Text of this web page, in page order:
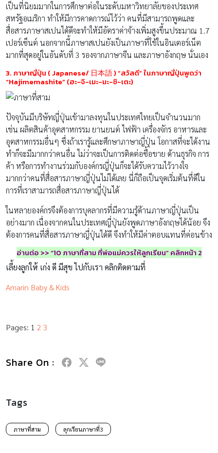
เป็นที่นิยมมากในการศึกษาต่อในระดับมหาวิทยาลัยของประเทศ
สหรัฐอเมริกา ทำให้มีการคาดการณ์ไว้ว่า คนที่มีสามารถพูดและ
สื่อสารภาษาสเปนได้ดีจะทำให้มีอัตราค่าจ้างเพิ่มสูงขึ้นประมาณ 1.7
เปอร์เซ็นต์ นอกจากนี้ภาษาสเปนยังเป็นภาษาที่ใช้ในอินเตอร์เน็ต
มากที่สุดอยู่ในอันดับที่ 3 รองจากภาษาจีน และภาษาอังกฤษ นั่นเอง
3. ภาษาญี่ปุ่น ( Japanese/ 日本語 ) “สวัสดี” ในภาษาญี่ปุ่นพูดว่า
“Hajimemashite” (ฮะ-จิ-เมะ-มะ-ชิ-เตะ)
ปัจจุบันมีบริษัทญี่ปุ่นเข้ามาลงทุนในประเทศไทยเป็นจำนวนมาก
เช่น ผลิตสินค้าอุตสาหกรรม ยานยนต์ ไฟฟ้า เครื่องจักร อาหารและ
อุตสาหกรรมอื่นๆ ซึ่งถ้าเรารู้และศึกษาภาษาญี่ปุ่น โอกาสที่จะได้งาน
ทำก็จะมีมากกว่าคนอื่น ไม่ว่าจะเป็นการติดต่อซื้อขาย ด้านธุรกิจ การ
ค้า หรือการทำงานร่วมกับองค์กรญี่ปุ่นก็จะได้รับความไว้วางใจ
มากกว่าคนที่สื่อสารภาษาญี่ปุ่นไม่ได้เลย นี่ก็ถือเป็นจุดเริ่มต้นที่ดีใน
การที่เราสามารถสื่อสารภาษาญี่ปุ่นได้
ในหลายองค์กรจึงต้องการบุคลากรที่มีความรู้ด้านภาษาญี่ปุ่นเป็น
อย่างมาก เนื่องจากคนในประเทศญี่ปุ่นยังพูดภาษาอังกฤษได้น้อย จึง
ต้องการคนที่สื่อสารภาษาญี่ปุ่นได้ดี จึงทำให้มีค่าตอบแทนที่ค่อนข้าง
อ่านต่อ >> “10 ภาษาที่สาม ที่พ่อแม่ควรให้ลูกเรียน” คลิกหน้า 2
เลี้ยงลูกให้ เก่ง ดี มีสุข ไปกับเรา คลิกติดตามที่
Amarin Baby & Kids
Pages: 1 2 3
Share On :
Tags
ภาษาที่สาม ลุกเรียนภาษาที่3